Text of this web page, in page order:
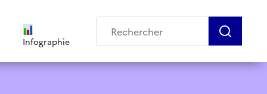
Infographie